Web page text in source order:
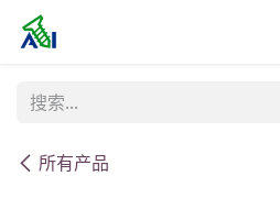
跳至内容
所有产品